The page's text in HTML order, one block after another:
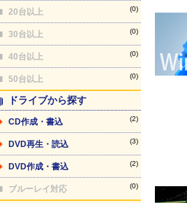
20台以上 (0)
30台以上 (0)
40台以上 (0)
50台以上 (0)
ドライブから探す
CD作成・書込 (2)
DVD再生・読込 (3)
DVD作成・書込 (2)
ブルーレイ対応 (0)